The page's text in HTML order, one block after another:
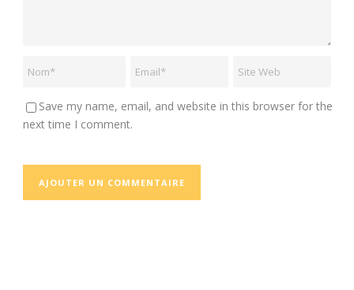
Save my name, email, and website in this browser for the
next time I comment.